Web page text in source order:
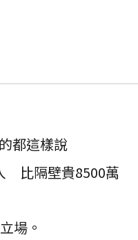
都這樣說
比隔壁貴8500萬
場。